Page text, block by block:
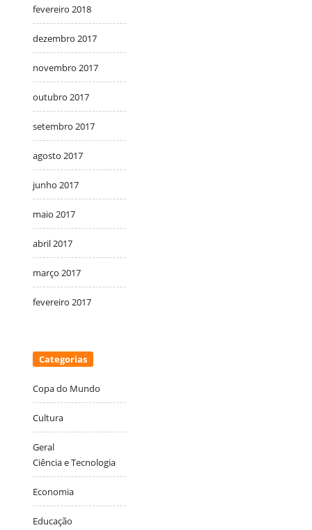
fevereiro 2018
dezembro 2017
novembro 2017
outubro 2017
setembro 2017
agosto 2017
junho 2017
maio 2017
abril 2017
março 2017
fevereiro 2017
Categorias
Copa do Mundo
Cultura
Geral
Ciência e Tecnologia
Economia
Educação